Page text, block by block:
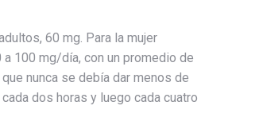
60 mg. Para la mujer
100 mg/día, con un promedio de
nunca se debía dar menos de
dos horas y luego cada cuatro